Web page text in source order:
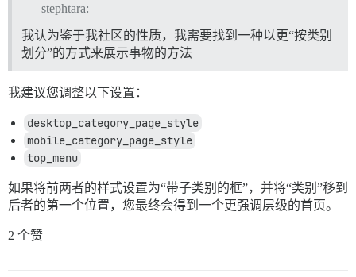
stephtara:
我认为鉴于我社区的性质，我需要找到一种以更“按类别
划分”的方式来展示事物的方法
我建议您调整以下设置：
desktop_category_page_style
mobile_category_page_style
top_menu
如果将前两者的样式设置为“带子类别的框”，并将“类别”移到
后者的第一个位置，您最终会得到一个更强调层级的首页。
2 个赞